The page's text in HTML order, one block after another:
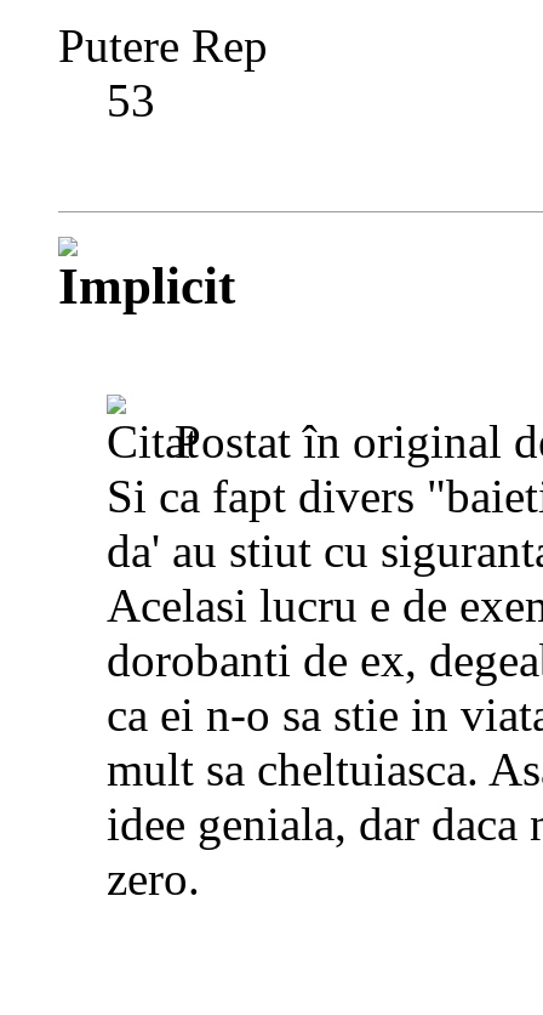
Putere Rep
53
Postat în original
Si ca fapt divers
da' au stiut cu
Acelasi lucru e de
dorobanti de ex,
ca ei n-o sa stie in
mult sa cheltuiasca.
idee geniala, dar daca
zero.